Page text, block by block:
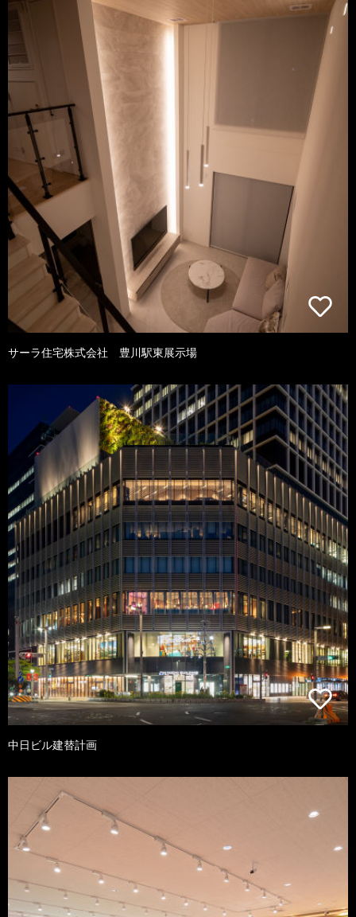
サーラ住宅株式会社 豊川駅東展示場
中日ビル建替計画